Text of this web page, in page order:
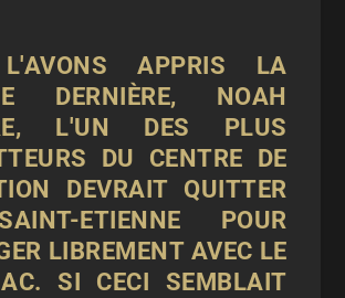
APPRIS LA
DERNIÈRE, NOAH
L'UN DES PLUS
DU CENTRE DE
DEVRAIT QUITTER
ETIENNE POUR
LIBREMENT AVEC LE
SI CECI SEMBLAIT